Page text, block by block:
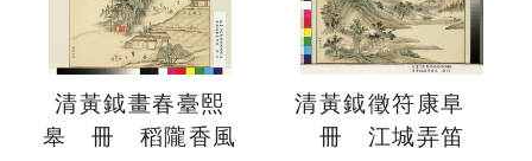
清黃鉞畫春臺熙
皋 冊 稻隴香風
清黃鉞徵符康阜
冊 江城弄笛